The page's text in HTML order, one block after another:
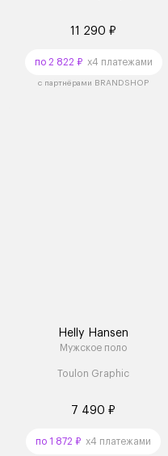
11 290 ₽
по 2 822 ₽x4 платежами
с партнёрами BRANDSHOP
Helly Hansen
Мужское поло
Toulon Graphic
7 490 ₽
по 1 872 ₽ x4 платежами